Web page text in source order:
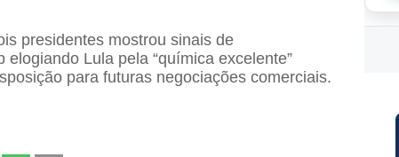
presidentes mostrou sinais de
elogiando Lula pela “química excelente”
para futuras negociações comerciais.